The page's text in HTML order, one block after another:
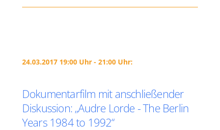
24.03.2017 19:00 Uhr - 21:00 Uhr:
Dokumentarfilm mit anschließender
Diskussion: „Audre Lorde -­ The Berlin
Years 1984 to 1992“